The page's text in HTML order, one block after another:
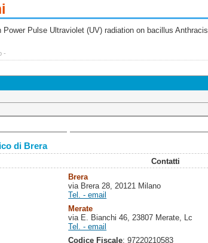
Pulse Ultraviolet (UV) radiation on bacillus Anthracis
-
di Brera
Contatti
Brera
via Brera 28, 20121 Milano
Tel. - email
Merate
via E. Bianchi 46, 23807 Merate, Lc
Tel. - email
Codice Fiscale: 97220210583